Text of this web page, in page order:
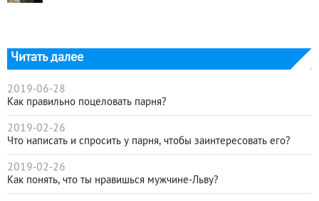
Читать далее
2019-06-28
Как правильно поцеловать парня?
2019-02-26
Что написать и спросить у парня, чтобы заинтересовать его?
2019-02-26
Как понять, что ты нравишься мужчине-Льву?